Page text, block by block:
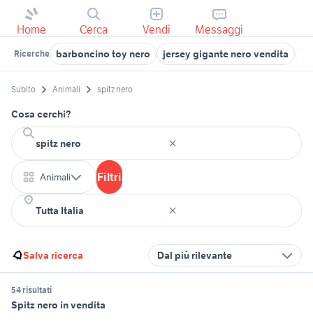
Home Cerca Vendi Messaggi
Ricerche barboncino toy nero jersey gigante nero vendita
Subito Animali spitz nero
Cosa cerchi?
Animali Filtri
Salva ricerca Dal più rilevante
54 risultati
Spitz nero in vendita